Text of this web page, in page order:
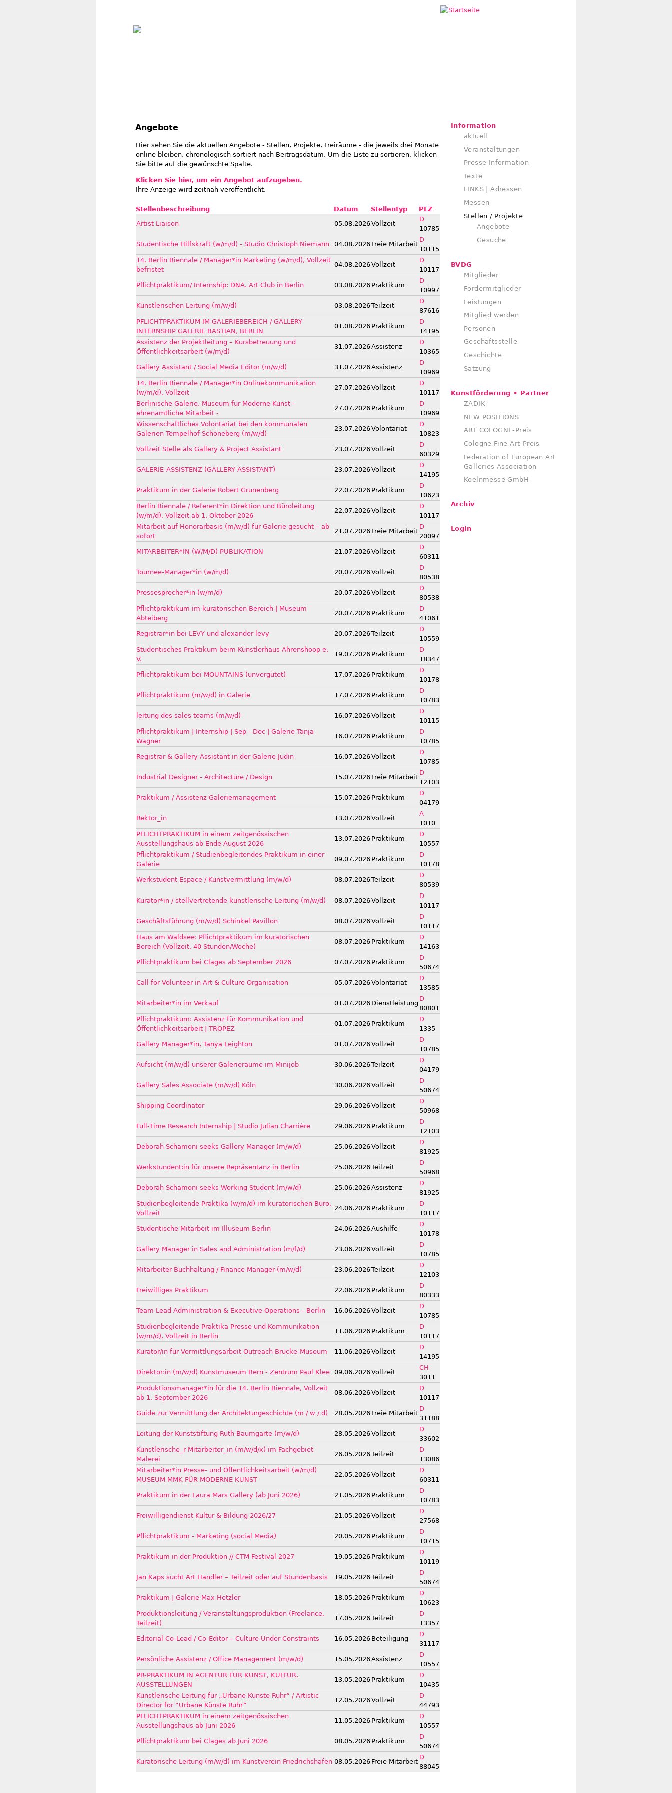
Angebote
Hier sehen Sie die aktuellen Angebote - Stellen, Projekte, Freiräume - die jeweils drei Monate
online bleiben, chronologisch sortiert nach Beitragsdatum. Um die Liste zu sortieren, klicken
Sie bitte auf die gewünschte Spalte.
Klicken Sie hier, um ein Angebot aufzugeben.
Ihre Anzeige wird zeitnah veröffentlicht.
Stellenbeschreibung Datum Stellentyp
PLZ
Artist Liaison
05.08.2026Vollzeit
D
10785
Studentische Hilfskraft (w/m/d) - Studio Christoph Niemann 04.08.2026 Freie Mitarbeit
D
10115
14. Berlin Biennale / Manager*in Marketing (w/m/d), Vollzeit
befristet
04.08.2026Vollzeit
D
10117
Pflichtpraktikum/ Internship: DNA. Art Club in Berlin 03.08.2026 Praktikum
D
10997
Künstlerischen Leitung (m/w/d) 03.08.2026Teilzeit
D
87616
PFLICHTPRAKTIKUM IM GALERIEBEREICH / GALLERY
INTERNSHIP GALERIE BASTIAN, BERLIN
01.08.2026 Praktikum
D
14195
Assistenz der Projektleitung – Kursbetreuung und
Öffentlichkeitsarbeit (w/m/d)
31.07.2026Assistenz
D
10365
Gallery Assistant / Social Media Editor (m/w/d) 31.07.2026Assistenz
D
10969
14. Berlin Biennale / Manager*in Onlinekommunikation
(w/m/d), Vollzeit
27.07.2026Vollzeit
D
10117
Berlinische Galerie, Museum für Moderne Kunst -
ehrenamtliche Mitarbeit -
27.07.2026 Praktikum
D
10969
Wissenschaftliches Volontariat bei den kommunalen
Galerien Tempelhof-Schöneberg (m/w/d)
23.07.2026Volontariat
D
10823
Vollzeit Stelle als Gallery & Project Assistant 23.07.2026Vollzeit
D
60329
GALERIE-ASSISTENZ (GALLERY ASSISTANT) 23.07.2026Vollzeit
D
14195
Praktikum in der Galerie Robert Grunenberg 22.07.2026 Praktikum
D
10623
Berlin Biennale / Referent*in Direktion und Büroleitung
(w/m/d), Vollzeit ab 1. Oktober 2026
22.07.2026Vollzeit
D
10117
Mitarbeit auf Honorarbasis (m/w/d) für Galerie gesucht – ab
sofort
21.07.2026 Freie Mitarbeit
D
20097
MITARBEITER*IN (W/M/D) PUBLIKATION 21.07.2026Vollzeit
D
60311
Tournee-Manager*in (w/m/d) 20.07.2026Vollzeit
D
80538
Pressesprecher*in (w/m/d) 20.07.2026Vollzeit
D
80538
Pflichtpraktikum im kuratorischen Bereich | Museum
Abteiberg
20.07.2026 Praktikum
D
41061
Registrar*in bei LEVY und alexander levy 20.07.2026Teilzeit
D
10559
Studentisches Praktikum beim Künstlerhaus Ahrenshoop e.
V.
19.07.2026 Praktikum
D
18347
Pflichtpraktikum bei MOUNTAINS (unvergütet) 17.07.2026 Praktikum
D
10178
Pflichtpraktikum (m/w/d) in Galerie 17.07.2026 Praktikum
D
10783
leitung des sales teams (m/w/d) 16.07.2026Vollzeit
D
10115
Pflichtpraktikum | Internship | Sep - Dec | Galerie Tanja
Wagner
16.07.2026 Praktikum
D
10785
Registrar & Gallery Assistant in der Galerie Judin 16.07.2026Vollzeit
D
10785
Industrial Designer - Architecture / Design 15.07.2026 Freie Mitarbeit
D
12103
Praktikum / Assistenz Galeriemanagement 15.07.2026 Praktikum
D
04179
Rektor_in 13.07.2026Vollzeit
A
1010
PFLICHTPRAKTIKUM in einem zeitgenössischen
Ausstellungshaus ab Ende August 2026
13.07.2026 Praktikum
D
10557
Pflichtpraktikum / Studienbegleitendes Praktikum in einer
Galerie
09.07.2026 Praktikum
D
10178
Werkstudent Espace / Kunstvermittlung (m/w/d) 08.07.2026Teilzeit
D
80539
Kurator*in / stellvertretende künstlerische Leitung (m/w/d) 08.07.2026Vollzeit
D
10117
Geschäftsführung (m/w/d) Schinkel Pavillon 08.07.2026Vollzeit
D
10117
Haus am Waldsee: Pflichtpraktikum im kuratorischen
Bereich (Vollzeit, 40 Stunden/Woche)
08.07.2026 Praktikum
D
14163
Pflichtpraktikum bei Clages ab September 2026 07.07.2026 Praktikum
D
50674
Call for Volunteer in Art & Culture Organisation 05.07.2026Volontariat
D
13585
Mitarbeiter*in im Verkauf 01.07.2026 Dienstleistung
D
80801
Pflichtpraktikum: Assistenz für Kommunikation und
Öffentlichkeitsarbeit | TROPEZ
01.07.2026 Praktikum
D
1335
Gallery Manager*in, Tanya Leighton 01.07.2026Vollzeit
D
10785
Aufsicht (m/w/d) unserer Galerieräume im Minijob 30.06.2026Teilzeit
D
04179
Gallery Sales Associate (m/w/d) Köln 30.06.2026Vollzeit
D
50674
Shipping Coordinator 29.06.2026Vollzeit
D
50968
Full-Time Research Internship | Studio Julian Charrière 29.06.2026 Praktikum
D
12103
Deborah Schamoni seeks Gallery Manager (m/w/d) 25.06.2026Vollzeit
D
81925
Werkstundent:in für unsere Repräsentanz in Berlin 25.06.2026Teilzeit
D
50968
Deborah Schamoni seeks Working Student (m/w/d) 25.06.2026Assistenz
D
81925
Studienbegleitende Praktika (w/m/d) im kuratorischen Büro,
Vollzeit
24.06.2026 Praktikum
D
10117
Studentische Mitarbeit im Illuseum Berlin 24.06.2026Aushilfe
D
10178
Gallery Manager in Sales and Administration (m/f/d) 23.06.2026Vollzeit
D
10785
Mitarbeiter Buchhaltung / Finance Manager (m/w/d) 23.06.2026Teilzeit
D
12103
Freiwilliges Praktikum 22.06.2026 Praktikum
D
80333
Team Lead Administration & Executive Operations - Berlin 16.06.2026Vollzeit
D
10785
Studienbegleitende Praktika Presse und Kommunikation
(w/m/d), Vollzeit in Berlin
11.06.2026 Praktikum
D
10117
Kurator/in für Vermittlungsarbeit Outreach Brücke-Museum 11.06.2026Vollzeit
D
14195
Direktor:in (m/w/d) Kunstmuseum Bern - Zentrum Paul Klee 09.06.2026Vollzeit
CH
3011
Produktionsmanager*in für die 14. Berlin Biennale, Vollzeit
ab 1. September 2026
08.06.2026Vollzeit
D
10117
Guide zur Vermittlung der Architekturgeschichte (m / w / d) 28.05.2026 Freie Mitarbeit
D
31188
Leitung der Kunststiftung Ruth Baumgarte (m/w/d) 28.05.2026Vollzeit
D
33602
Künstlerische_r Mitarbeiter_in (m/w/d/x) im Fachgebiet
Malerei
26.05.2026Teilzeit
D
13086
Mitarbeiter*in Presse- und Öffentlichkeitsarbeit (w/m/d)
MUSEUM MMK FÜR MODERNE KUNST
22.05.2026Vollzeit
D
60311
Praktikum in der Laura Mars Gallery (ab Juni 2026) 21.05.2026 Praktikum
D
10783
Freiwilligendienst Kultur & Bildung 2026/27 21.05.2026Vollzeit
D
27568
Pflichtpraktikum - Marketing (social Media) 20.05.2026 Praktikum
D
10715
Praktikum in der Produktion // CTM Festival 2027 19.05.2026 Praktikum
D
10119
Jan Kaps sucht Art Handler – Teilzeit oder auf Stundenbasis 19.05.2026Teilzeit
D
50674
Praktikum | Galerie Max Hetzler 18.05.2026 Praktikum
D
10623
Produktionsleitung / Veranstaltungsproduktion (Freelance,
Teilzeit)
17.05.2026Teilzeit
D
13357
Editorial Co-Lead / Co-Editor – Culture Under Constraints 16.05.2026 Beteiligung
D
31117
Persönliche Assistenz / Office Management (m/w/d) 15.05.2026Assistenz
D
10557
PR-PRAKTIKUM IN AGENTUR FÜR KUNST, KULTUR,
AUSSTELLUNGEN
13.05.2026 Praktikum
D
10435
Künstlerische Leitung für „Urbane Künste Ruhr“ / Artistic
Director for “Urbane Künste Ruhr”
12.05.2026Vollzeit
D
44793
PFLICHTPRAKTIKUM in einem zeitgenössischen
Ausstellungshaus ab Juni 2026
11.05.2026 Praktikum
D
10557
Pflichtpraktikum bei Clages ab Juni 2026 08.05.2026 Praktikum
D
50674
Kuratorische Leitung (m/w/d) im Kunstverein Friedrichshafen 08.05.2026 Freie Mitarbeit
D
88045
Information
aktuell
Veranstaltungen
Presse Information
Texte
LINKS | Adressen
Messen
Stellen / Projekte
Angebote
Gesuche
BVDG
Mitglieder
Fördermitglieder
Leistungen
Mitglied werden
Personen
Geschäftsstelle
Geschichte
Satzung
Kunstförderung • Partner
ZADIK
NEW POSITIONS
ART COLOGNE-Preis
Cologne Fine Art-Preis
Federation of European Art
Galleries Association
Koelnmesse GmbH
Archiv
Login